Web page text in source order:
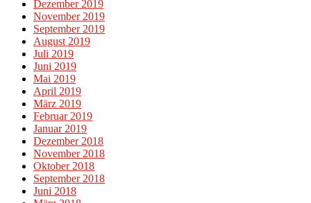
Dezember 2019
November 2019
September 2019
August 2019
Juli 2019
Juni 2019
Mai 2019
April 2019
März 2019
Februar 2019
Januar 2019
Dezember 2018
November 2018
Oktober 2018
September 2018
Juni 2018